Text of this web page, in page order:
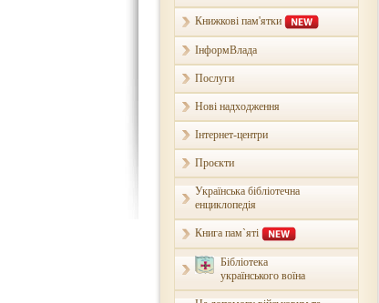
Книжкові пам'ятки
ІнформВлада
Послуги
Нові надходження
Інтернет-центри
Проєкти
Українська бібліотечна
енциклопедія
Книга пам`яті
Бібліотека
українського воїна